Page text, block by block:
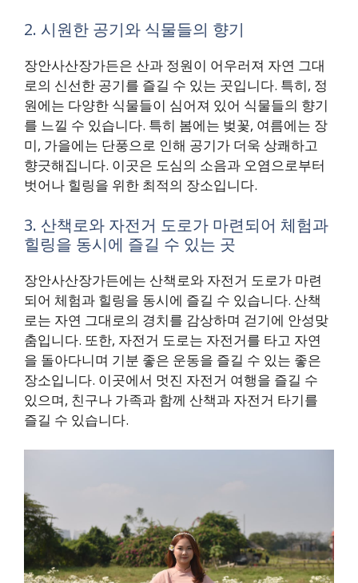
2. 시원한 공기와 식물들의 향기
장안사산장가든은 산과 정원이 어우러져 자연 그대
로의 신선한 공기를 즐길 수 있는 곳입니다. 특히, 정
원에는 다양한 식물들이 심어져 있어 식물들의 향기
를 느낄 수 있습니다. 특히 봄에는 벚꽃, 여름에는 장
미, 가을에는 단풍으로 인해 공기가 더욱 상쾌하고
향긋해집니다. 이곳은 도심의 소음과 오염으로부터
벗어나 힐링을 위한 최적의 장소입니다.
3. 산책로와 자전거 도로가 마련되어 체험과
힐링을 동시에 즐길 수 있는 곳
장안사산장가든에는 산책로와 자전거 도로가 마련
되어 체험과 힐링을 동시에 즐길 수 있습니다. 산책
로는 자연 그대로의 경치를 감상하며 걷기에 안성맞
춤입니다. 또한, 자전거 도로는 자전거를 타고 자연
을 돌아다니며 기분 좋은 운동을 즐길 수 있는 좋은
장소입니다. 이곳에서 멋진 자전거 여행을 즐길 수
있으며, 친구나 가족과 함께 산책과 자전거 타기를
즐길 수 있습니다.